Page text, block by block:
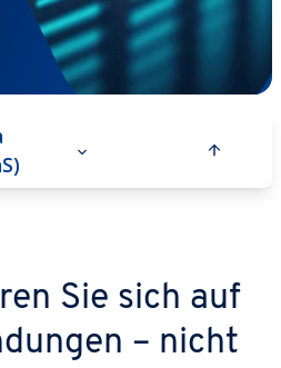
Sie sich auf
– nicht